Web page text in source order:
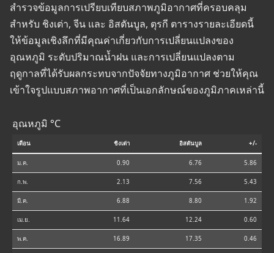
สำรวจข้อมูลการเปรียบเทียบสภาพภูมิอากาศที่ครอบคลุม
สำหรับ ชิงเต่า, จีน และ อิสตันบูล, ตุรกี ตารางรายละเอียดนี้
ให้ข้อมูลเชิงลึกที่มีคุณค่าเกี่ยวกับการเปลี่ยนแปลงของ
อุณหภูมิ ระดับปริมาณน้ำฝน และการเปลี่ยนแปลงตาม
ฤดูกาลที่ได้รับผลกระทบจากปัจจัยทางภูมิอากาศ ช่วยให้คุณ
เข้าใจรูปแบบสภาพอากาศที่เป็นเอกลักษณ์ของภูมิภาคเหล่านี้
อุณหภูมิ °C
เดือน ชิงเต่า อิสตันบูล +/-
ม.ค. 0.90 6.76 5.86
ก.พ. 2.13 7.56 5.43
มี.ค. 6.88 8.80 1.92
เม.ย. 11.64 12.24 0.60
พ.ค. 16.89 17.35 0.46